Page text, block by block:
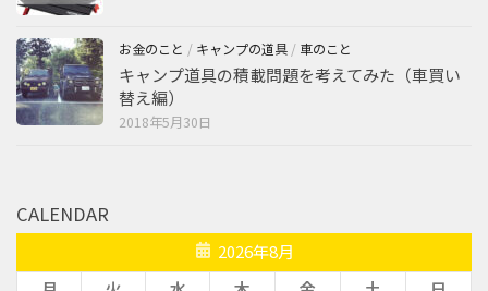
お金のこと / キャンプの道具 / 車のこと
キャンプ道具の積載問題を考えてみた（車買い
替え編）
2018年5月30日
CALENDAR
2026年8月